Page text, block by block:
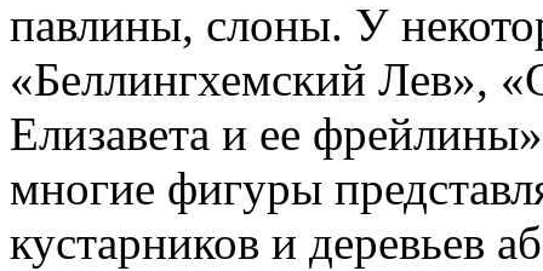
павлины, слоны. У
«Беллингхемский Лев»,
Елизавета и ее
многие фигуры
кустарников и деревьев